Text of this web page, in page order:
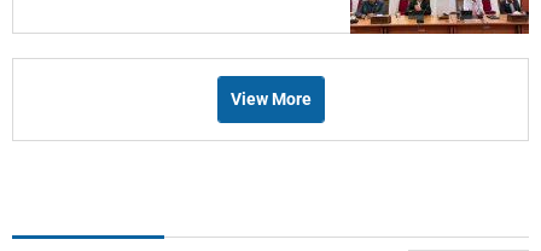
View More